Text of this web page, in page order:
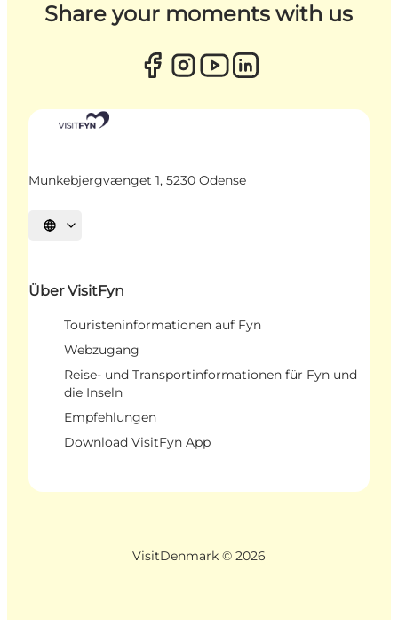
Share your moments with us
Munkebjergvænget 1, 5230 Odense
Sprache auswählen
Über VisitFyn
Touristeninformationen auf Fyn
Webzugang
Reise- und Transportinformationen für Fyn und
die Inseln
Empfehlungen
Download VisitFyn App
VisitDenmark © 2026